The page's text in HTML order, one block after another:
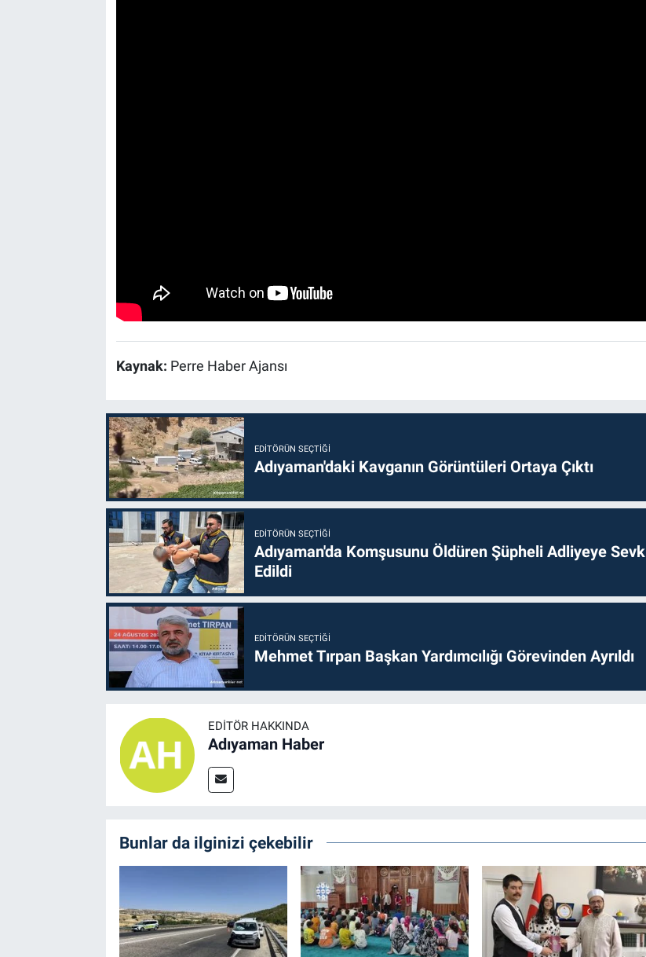
Kaynak: Perre Haber Ajansı
EDITÖRÜN SEÇTIĞI
Adıyaman'daki Kavganın Görüntüleri Ortaya Çıktı
EDITÖRÜN SEÇTIĞI
Adıyaman'da Komşusunu Öldüren Şüpheli Adliyeye Sevk
Edildi
EDITÖRÜN SEÇTIĞI
Mehmet Tırpan Başkan Yardımcılığı Görevinden Ayrıldı
EDITÖR HAKKINDA
Adıyaman Haber
Bunlar da ilginizi çekebilir